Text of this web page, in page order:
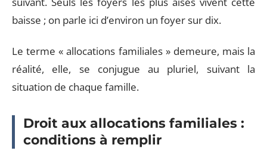
baisse ; on parle ici d’environ un foyer sur dix.
Le terme « allocations familiales » demeure, mais la
réalité, elle, se conjugue au pluriel, suivant la
situation de chaque famille.
Droit aux allocations familiales :
conditions à remplir